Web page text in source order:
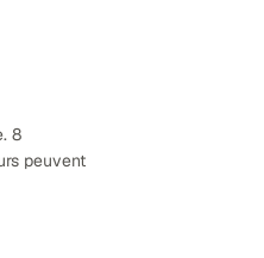
8
peuvent